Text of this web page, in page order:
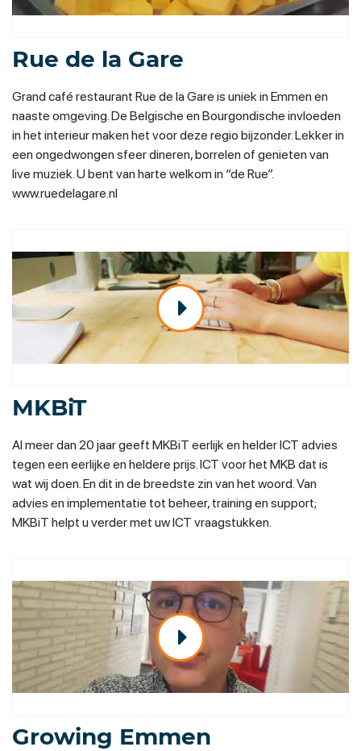
Rue de la Gare
Grand café restaurant Rue de la Gare is uniek in Emmen en
naaste omgeving. De Belgische en Bourgondische invloeden
in het interieur maken het voor deze regio bijzonder. Lekker in
een ongedwongen sfeer dineren, borrelen of genieten van
live muziek. U bent van harte welkom in “de Rue”.
www.ruedelagare.nl
MKBiT
Al meer dan 20 jaar geeft MKBiT eerlijk en helder ICT advies
tegen een eerlijke en heldere prijs. ICT voor het MKB dat is
wat wij doen. En dit in de breedste zin van het woord. Van
advies en implementatie tot beheer, training en support;
MKBiT helpt u verder met uw ICT vraagstukken.
Growing Emmen